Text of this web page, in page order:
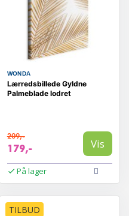
WONDA
Lærredsbillede Gyldne
Palmeblade lodret
209,-
179,- Vis
På lager
TILBUD